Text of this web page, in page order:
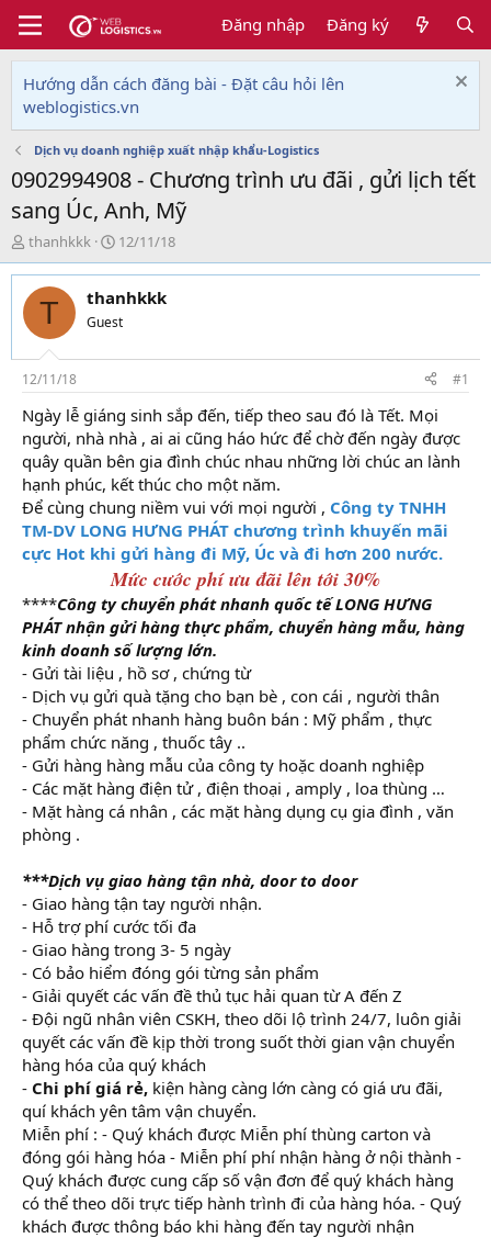
Đăng nhập Đăng ký
Hướng dẫn cách đăng bài - Đặt câu hỏi lên
weblogistics.vn
Dịch vụ doanh nghiệp xuất nhập khẩu-Logistics
0902994908 - Chương trình ưu đãi , gửi lịch tết
sang Úc, Anh, Mỹ
T
h
r
e
d
s
t
a
r
t
e
r
thanhkkk
N
g
à
y
g
i
12/11/18
T thanhkkk
Guest
12/11/18 #1
Ngày lễ giáng sinh sắp đến, tiếp theo sau đó là Tết. Mọi
người, nhà nhà , ai ai cũng háo hức để chờ đến ngày được
quây quần bên gia đình chúc nhau những lời chúc an lành
hạnh phúc, kết thúc cho một năm.
Để cùng chung niềm vui với mọi người , Công ty TNHH
TM-DV LONG HƯNG PHÁT chương trình khuyến mãi
cực Hot khi gửi hàng đi Mỹ, Úc và đi hơn 200 nước.
Mức cước phí ưu đãi lên tới 30%
****Công ty chuyển phát nhanh quốc tế LONG HƯNG
PHÁT nhận gửi hàng thực phẩm, chuyển hàng mẫu, hàng
kinh doanh số lượng lớn.
- Gửi tài liệu , hồ sơ , chứng từ
- Dịch vụ gửi quà tặng cho bạn bè , con cái , người thân
- Chuyển phát nhanh hàng buôn bán : Mỹ phẩm , thực
phẩm chức năng , thuốc tây ..
- Gửi hàng hàng mẫu của công ty hoặc doanh nghiệp
- Các mặt hàng điện tử , điện thoại , amply , loa thùng …
- Mặt hàng cá nhân , các mặt hàng dụng cụ gia đình , văn
phòng .
***Dịch vụ giao hàng tận nhà, door to door
- Giao hàng tận tay người nhận.
- Hỗ trợ phí cước tối đa
- Giao hàng trong 3- 5 ngày
- Có bảo hiểm đóng gói từng sản phẩm
- Giải quyết các vấn đề thủ tục hải quan từ A đến Z
- Đội ngũ nhân viên CSKH, theo dõi lộ trình 24/7, luôn giải
quyết các vấn đề kịp thời trong suốt thời gian vận chuyển
hàng hóa của quý khách
- Chi phí giá rẻ, kiện hàng càng lớn càng có giá ưu đãi,
quí khách yên tâm vận chuyển.
Miễn phí : - Quý khách được Miễn phí thùng carton và
đóng gói hàng hóa - Miễn phí phí nhận hàng ở nội thành -
Quý khách được cung cấp số vận đơn để quý khách hàng
có thể theo dõi trực tiếp hành trình đi của hàng hóa. - Quý
khách được thông báo khi hàng đến tay người nhận